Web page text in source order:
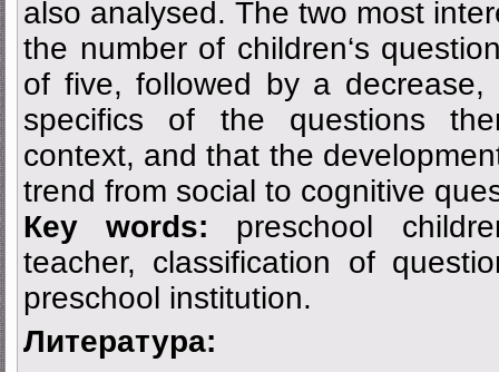
also analysed. The two most
the number of children‘s
of five, followed by a
specifics of the questions
context, and that the
trend from social to cognitive
Кey words: preschool
teacher, classification of
preschool institution.
Литература: